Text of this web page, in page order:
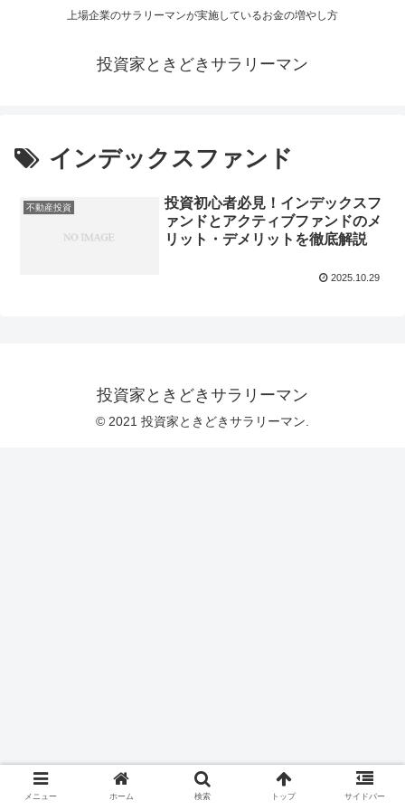
上場企業のサラリーマンが実施しているお金の増やし方
投資家ときどきサラリーマン
インデックスファンド
不動産投資
投資初心者必見！インデックスフ
ァンドとアクティブファンドのメ
リット・デメリットを徹底解説
2025.10.29
投資家ときどきサラリーマン
© 2021 投資家ときどきサラリーマン.
メニュー ホーム 検索 トップ サイドバー